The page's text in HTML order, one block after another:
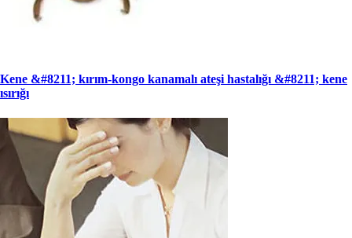
Kene &#8211; kırım-kongo kanamalı ateşi hastalığı &#8211; kene
ısırığı